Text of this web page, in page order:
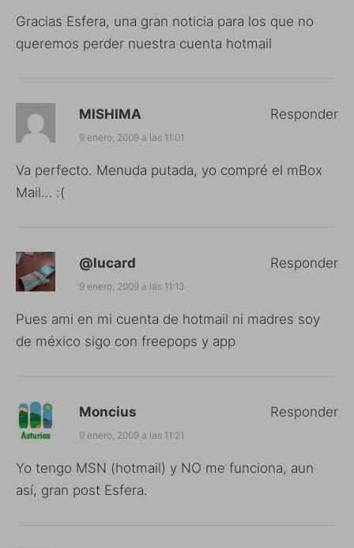
Gracias Esfera, una gran noticia para los que no
queremos perder nuestra cuenta hotmail
MISHIMA
9 enero, 2009 a las 11:01
Va perfecto. Menuda putada, yo compré el mBox
Mail… :(
Responder
@lucard
9 enero, 2009 a las 11:13
Pues ami en mi cuenta de hotmail ni madres soy
de méxico sigo con freepops y app
Responder
Moncius
9 enero, 2009 a las 11:21
Yo tengo MSN (hotmail) y NO me funciona, aun
así, gran post Esfera.
Responder